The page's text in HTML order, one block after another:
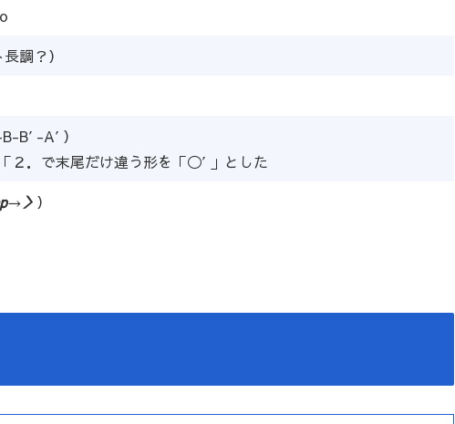
調？）
B′-A′）
２．で末尾だけ違う形を「◯′」とした
→＞ ）